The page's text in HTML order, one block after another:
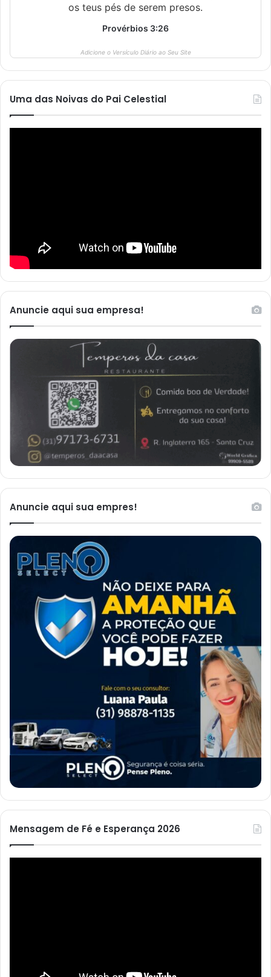
os teus pés de serem presos.
Provérbios 3:26
Adicione o Versículo Diário ao Seu Site
Uma das Noivas do Pai Celestial
Anuncie aqui sua empresa!
Anuncie aqui sua empres!
Mensagem de Fé e Esperança 2026